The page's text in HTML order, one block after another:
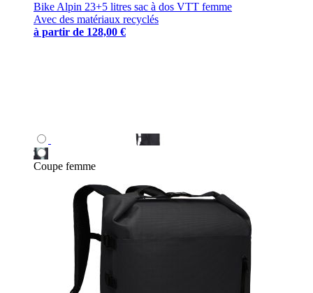
Bike Alpin 23+5 litres sac à dos VTT femme
Avec des matériaux recyclés
à partir de 128,00 €
Coupe femme